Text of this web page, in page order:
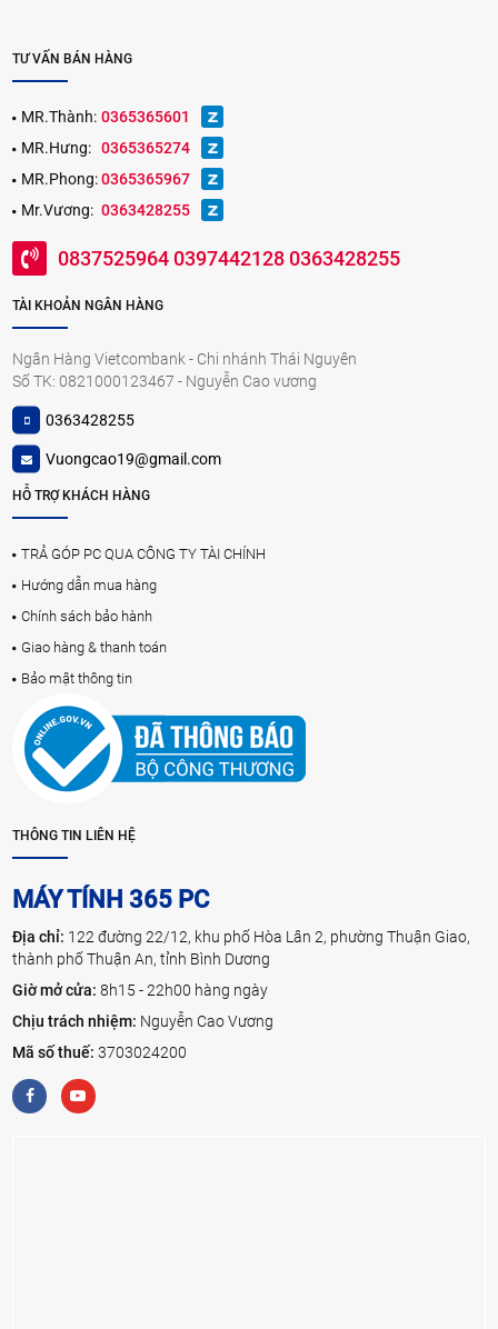
TƯ VẤN BÁN HÀNG
MR.Thành: 0365365601
MR.Hưng: 0365365274
MR.Phong: 0365365967
Mr.Vương: 0363428255
0837525964 0397442128 0363428255
TÀI KHOẢN NGÂN HÀNG
Ngân Hàng Vietcombank - Chi nhánh Thái Nguyên
Số TK: 0821000123467 - Nguyễn Cao vương
0363428255
Vuongcao19@gmail.com
HỖ TRỢ KHÁCH HÀNG
TRẢ GÓP PC QUA CÔNG TY TÀI CHÍNH
Hướng dẫn mua hàng
Chính sách bảo hành
Giao hàng & thanh toán
Bảo mật thông tin
THÔNG TIN LIÊN HỆ
MÁY TÍNH 365 PC
Địa chỉ: 122 đường 22/12, khu phố Hòa Lân 2, phường Thuận Giao,
thành phố Thuận An, tỉnh Bình Dương
Giờ mở cửa:8h15 - 22h00 hàng ngày
Chịu trách nhiệm: Nguyễn Cao Vương
Mã số thuế:3703024200